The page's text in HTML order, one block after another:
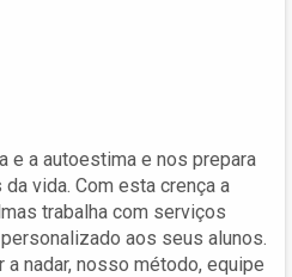
e a autoestima e nos prepara
vida. Com esta crença a
trabalha com serviços
aos seus alunos.
a nadar, nosso método, equipe